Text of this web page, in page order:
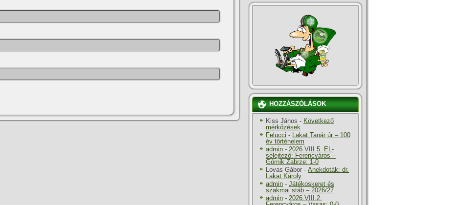
HOZZÁSZÓLÁSOK
Kiss János - Következő
mérkőzések
Felucci - Lakat Tanár úr – 100
év történelem
admin - 2026.VIII.5. EL-
selejtező: Ferencváros –
Górnik Zabrze: 1-0
Lovas Gábor - Anekdoták: dr.
Lakat Károly
admin - Játékoskeret és
szakmai stáb – 2026/27
admin - 2026.VIII.2.